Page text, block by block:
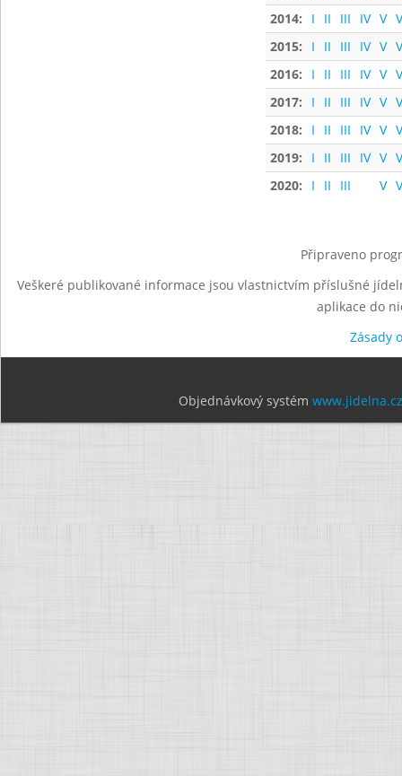
2014:
I II III IV V
2015:
I II III IV V
2016:
I II III IV V
2017:
I II III IV V
2018:
I II III IV V
2019:
I II III IV V
2020:
I II III V
Připraveno
Veškeré publikované informace jsou vlastnictvím příslušné
aplikace do
Zásady
Objednávkový systém www.jidelna.cz